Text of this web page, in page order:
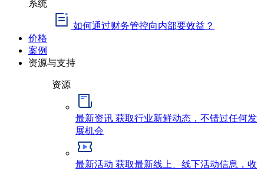
如何通过财务管控向内部要效益？
价格
案例
资源与支持
资源
最新资讯 获取行业新鲜动态，不错过任何发
展机会
最新活动 获取最新线上、线下活动信息，收